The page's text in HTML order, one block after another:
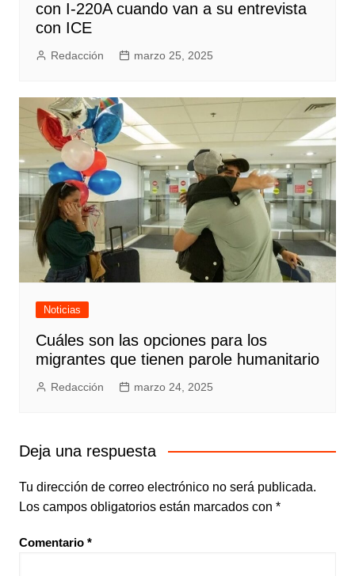
con I-220A cuando van a su entrevista
con ICE
Redacción marzo 25, 2025
Noticias
Cuáles son las opciones para los
migrantes que tienen parole humanitario
Redacción marzo 24, 2025
Deja una respuesta
Tu dirección de correo electrónico no será publicada.
Los campos obligatorios están marcados con *
Comentario *